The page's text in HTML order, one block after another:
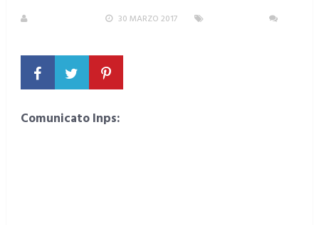
30 MARZO 2017
Comunicato Inps: